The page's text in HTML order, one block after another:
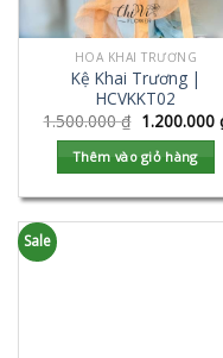
HOA KHAI TRƯƠNG
Kệ Khai Trương |
HCVKKT02
1.500.000₫ 1.200.000
Thêm vào giỏ hàng
Sale